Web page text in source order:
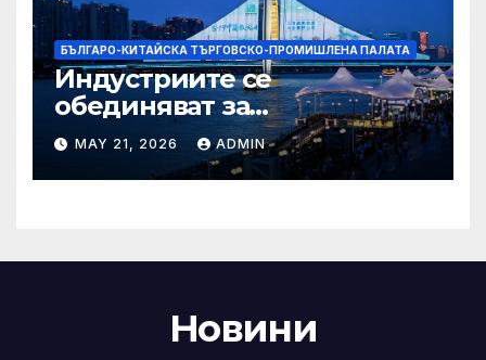
БЪЛГАРО-КИТАЙСКА ТЪРГОВСКО-ПРОМИШЛЕНА ПАЛАТА
Индустриите се
обединяват за
висококачествен растеж на
културния и
туристическия сектор
MAY 21, 2026 ADMIN
Новини